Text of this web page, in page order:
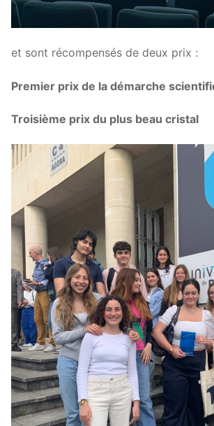
et sont récompensés de deux prix :
Premier prix de la démarche
Troisième prix du plus beau cristal